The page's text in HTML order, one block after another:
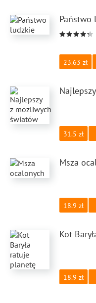
Państwo
23.63
31.5
Msza
18.9
Kot
18.9